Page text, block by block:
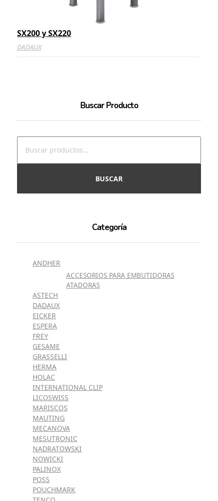
SX200 y SX220
DADAUX
Buscar Producto
BUSCAR
Categoría
ANDHER
ACCESORIOS PARA EMBUTIDORAS
ATADORAS
ASTECH
DADAUX
EICKER
ESPERA
FREY
GESAME
GRASSELLI
HERMA
HOLAC
INTERNATIONAL CLIP
LICOSWISS
MARISCOS
MAUTING
MECANOVA
MESUTRONIC
NADRATOWSKI
NOWICKI
PALINOX
POSS
POUCHMARK